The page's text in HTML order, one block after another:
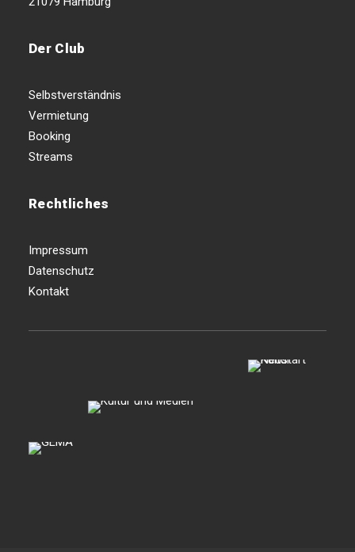
Der Club
Selbstverständnis
Vermietung
Booking
Streams
Rechtliches
Impressum
Datenschutz
Kontakt